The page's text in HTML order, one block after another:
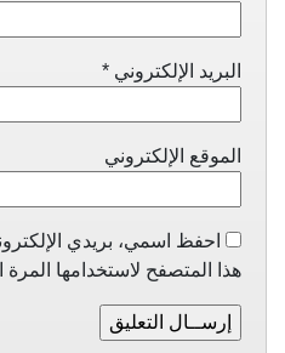
البريد الإلكتروني *
الموقع الإلكتروني
احفظ اسمي، بريدي
هذا المتصفح لاستخدامها المرة